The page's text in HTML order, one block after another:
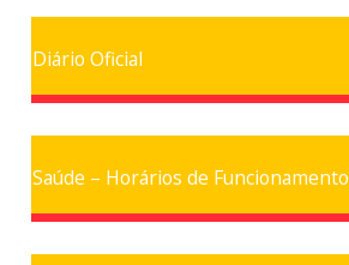
Diário Oficial
Saúde – Horários de Funcionamento